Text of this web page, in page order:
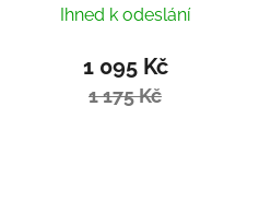
Ihned k odeslání
1 095 Kč
1 175 Kč